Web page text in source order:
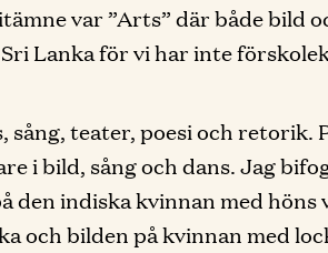
var ”Arts” där både bild
Lanka för vi har inte
sång, teater, poesi och retorik.
i bild, sång och dans. Jag
den indiska kvinnan med höns
och bilden på kvinnan med